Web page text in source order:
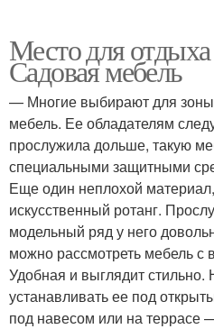
Место для отдыха
Садовая мебель
— Многие выбирают для
мебель. Ее обладателям
прослужила дольше, такую
специальными защитными
Еще один неплохой
искусственный ротанг.
модельный ряд у него
можно рассмотреть мебель с
Удобная и выглядит стильно.
устанавливать ее под
под навесом или на террасе